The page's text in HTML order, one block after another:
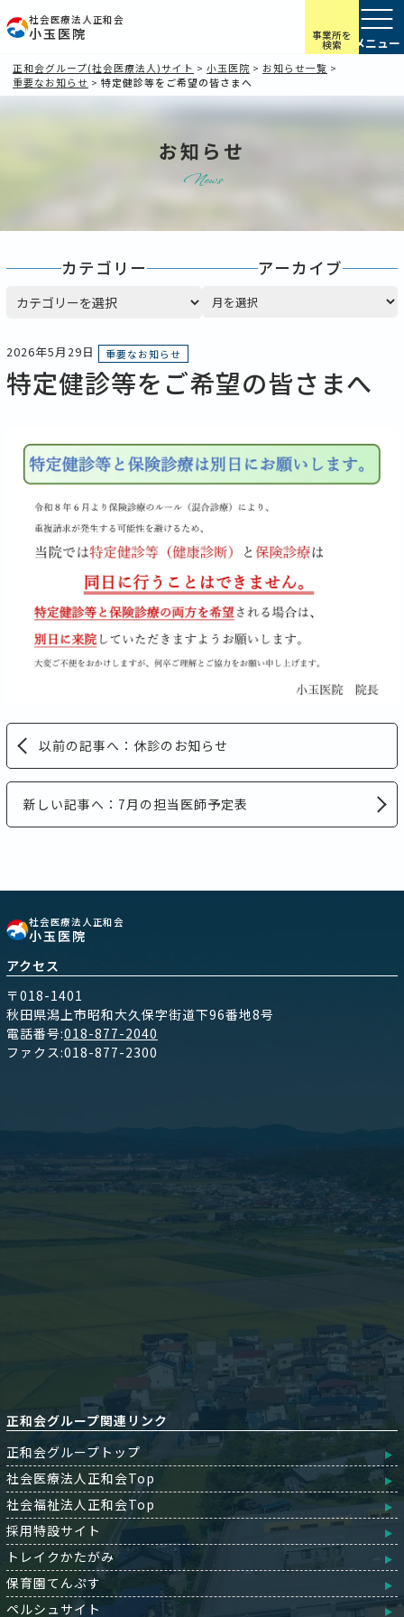
社会医療法人正和会
小玉医院
正和会グループ(社会医療法人)サイト > 小玉医院 > お知らせ一覧 >
重要なお知らせ > 特定健診等をご希望の皆さまへ
事業所を
検索
お知らせ
News
2026年5月29日 重要なお知らせ
特定健診等をご希望の皆さまへ
以前の記事へ：休診のお知らせ
新しい記事へ：7月の担当医師予定表
カテゴリー
カテゴリー
アーカイブ
ア
ー
ブ
社会医療法人正和会
小玉医院
アクセス
〒018-1401
秋田県潟上市昭和大久保字街道下96番地8号
電話番号:018-877-2040
ファクス:018-877-2300
正和会グループ関連リンク
正和会グループトップ
社会医療法人正和会Top
社会福祉法人正和会Top
採用特設サイト
トレイクかたがみ
保育園てんぷす
ペルシュサイト